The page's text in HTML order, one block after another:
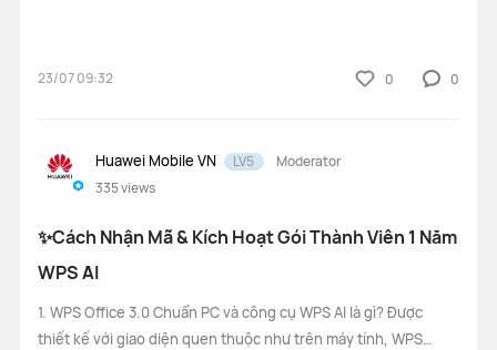
23/07 09:32 0 0
Huawei Mobile VN LV5
Moderator
335views
✨Cách Nhận Mã & Kích Hoạt Gói Thành Viên 1 Năm
WPS AI
1. WPS Office 3.0 Chuẩn PC và công cụ WPS AI là gì? Được
thiết kế với giao diện quen thuộc như trên máy tính, WPS